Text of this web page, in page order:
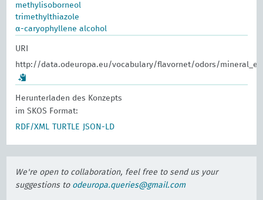
methylisoborneol
trimethylthiazole
α-caryophyllene alcohol
URI
http://data.odeuropa.eu/vocabulary/flavornet/odors/
Herunterladen des Konzepts
im SKOS Format:
RDF/XML
TURTLE JSON-LD
We're open to collaboration, feel free to send us your
suggestions to odeuropa.queries@gmail.com